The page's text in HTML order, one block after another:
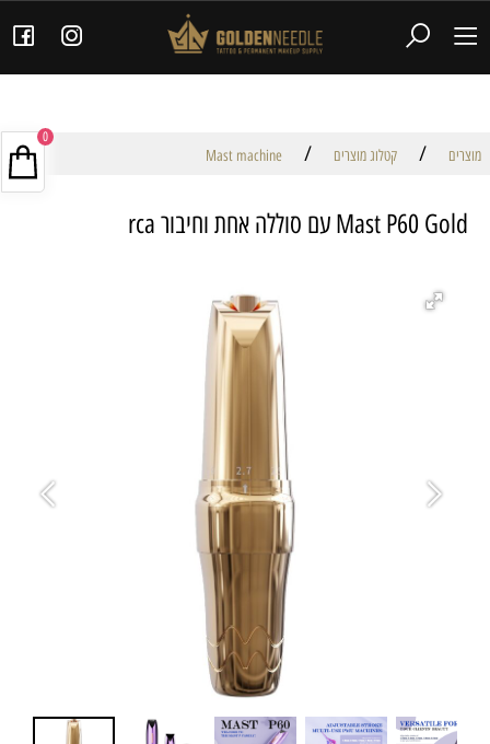
מוצרים / קטלוג מוצרים /
Mast machine
Mast P60 Gold עם סוללה אחת וחיבור rca
0